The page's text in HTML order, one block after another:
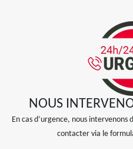
NOUS
En cas d’urgence, nous intervenons
contacter via le